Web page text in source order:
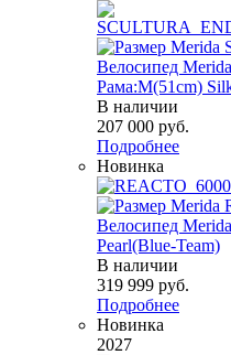
Велосипед
Рама:M(51cm)
В наличии
207 000 руб.
Подробнее
Новинка
Велосипед
Pearl(Blue-Team)
В наличии
319 999 руб.
Подробнее
Новинка
2027